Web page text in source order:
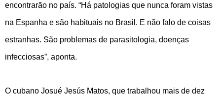
encontrarão no país. “Há patologias que nunca foram vistas
na Espanha e são habituais no Brasil. E não falo de coisas
estranhas. São problemas de parasitologia, doenças
infecciosas”, aponta.
O cubano Josué Jesús Matos, que trabalhou mais de dez